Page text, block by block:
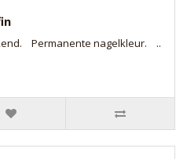
Permanente nagelkleur. ..